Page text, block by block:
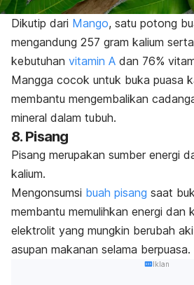
Dikutip dari Mango, satu potong
mengandung 257 gram kalium
kebutuhan vitamin A dan 76%
Mangga cocok untuk buka puasa
membantu mengembalikan
mineral dalam tubuh.
8. Pisang
Pisang merupakan sumber energi
kalium.
Mengonsumsi buah pisang saat
membantu memulihkan energi dan
elektrolit yang mungkin berubah
asupan makanan selama berpuasa.
Iklan